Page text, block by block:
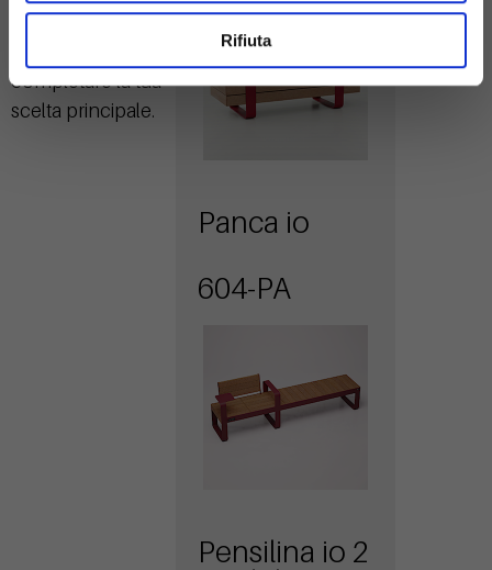
Rifiuta
prodotti pensati
completare la tua
scelta principale.
Panca io
604-PA
Pensilina io 2